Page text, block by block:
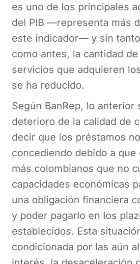
es uno de los principales
del PIB —representa más
este indicador— y sin
como antes, la cantidad
servicios que adquieren
se ha reducido.
Según BanRep, lo anterior
deterioro de la calidad de
decir que los préstamos
concediendo debido a que
más colombianos que no
capacidades económicas
una obligación financiera
y poder pagarlo en los
establecidos. Esta
condicionada por las aún